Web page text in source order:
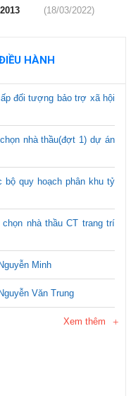
(18/03/2022)
HÀNH
đối tượng bảo trợ xã hội
nhà thầu(đợt 1) dự án
bộ quy hoạch phân khu tỷ
nhà thầu CT trang trí
Minh
Văn Trung
Xem thêm